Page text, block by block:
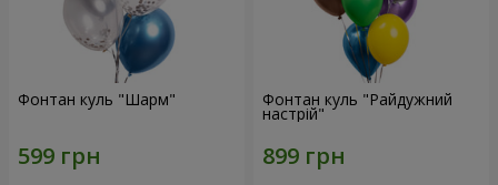
Фонтан куль "Шарм" Фонтан куль "Райдужний
настрій"